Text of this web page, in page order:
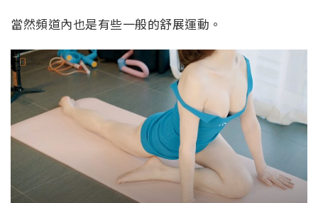
當然頻道內也是有些一般的舒展運動。